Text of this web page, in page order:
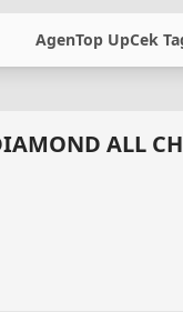
AgenTop UpCek
ALL